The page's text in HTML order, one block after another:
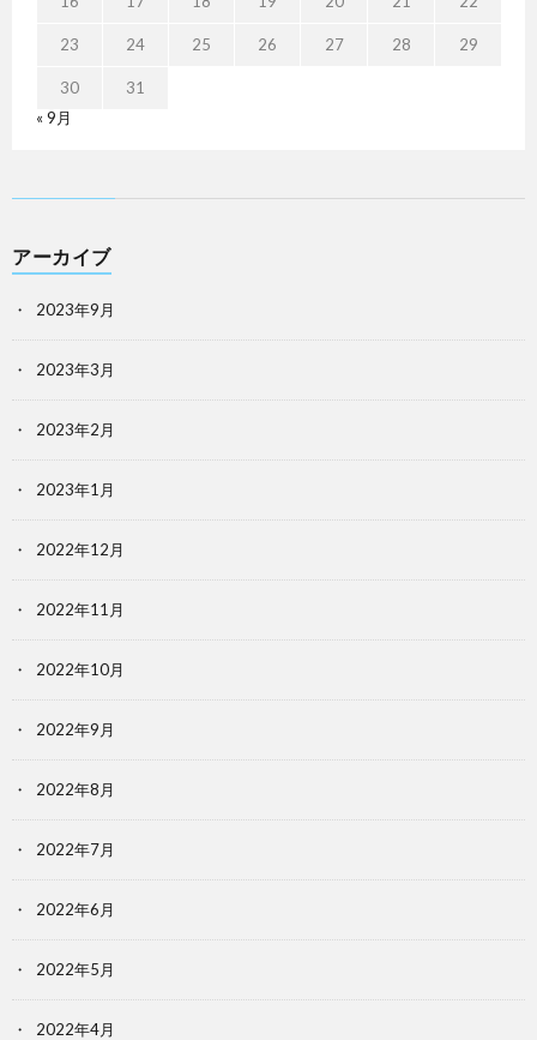
23 24 25 26 27 28 29
30
31
« 9月
アーカイブ
2023年9月
2023年3月
2023年2月
2023年1月
2022年12月
2022年11月
2022年10月
2022年9月
2022年8月
2022年7月
2022年6月
2022年5月
2022年4月